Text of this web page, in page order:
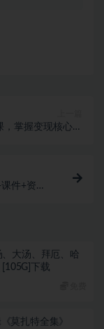
，掌握变现核心秘
件+资料
大汤、拜厄、哈
下载
莫扎特全集》